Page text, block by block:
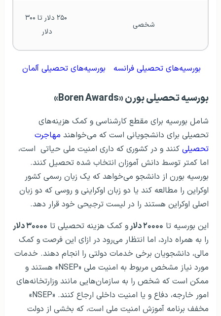
شخصی
دلار
بورسیه‌های تحصیلی فرانسه بورسیه‌های تحصیلی آلمان
بورسیه تحصیلی بورن «Boren Awards»
شامل بورسیه برای مقطع کارشناسی و کمک هزینه‌های
تحصیلی برای دانشجویانی است که می‌خواهند مهاجرت
تحصیلی کنند و در کشوری که داری امنیت ملی حیاتی است،
اما کمتر توسط دانش آموزان انتخاب شده تحصیل کنند.
بورسیه بورن از دانشجو می‌خواهد که یک زبان رسمی کشور
اوکراین را مطالعه کند یا دو زبان اوکراینی و روسی که دو زبان
اصلی اوکراین هستند را در لیست ترجیحی خود قرار دهد.
این بورسیه تا ۲۰۰۰۰ دلار و کمک هزینه تحصیلی تا ۳۰۰۰۰ دلار
را به همراه دارد، اما انتظار می‌رود در ازای این فرصت و کمک
مالی، دانشجویان برخی خدمات دولتی را انجام دهند. خدمات
مورد نیاز مشخص مربوط به امنیت ملی «NSEP» هستند و
ممکن است که شخص را به سازمان‌هایی مانند وزارتخانه‌های
امور خارجه، دفاع و یا امنیت داخلی ارجاع کنند. «NSEP»
مخفف برنامه آموزش امنیت ملی است، که بخشی از دولت